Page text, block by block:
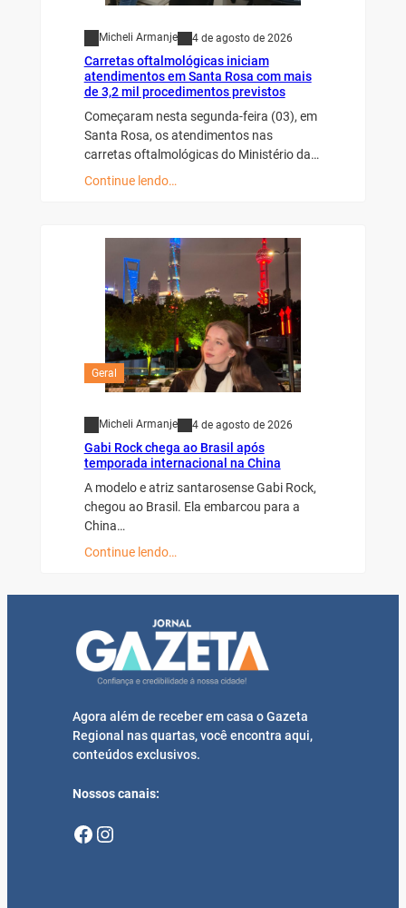
Micheli Armanje 4 de agosto de 2026
Carretas oftalmológicas iniciam
atendimentos em Santa Rosa com mais
de 3,2 mil procedimentos previstos
Começaram nesta segunda-feira (03), em
Santa Rosa, os atendimentos nas
carretas oftalmológicas do Ministério da…
Continue lendo…
Geral
Micheli Armanje 4 de agosto de 2026
Gabi Rock chega ao Brasil após
temporada internacional na China
A modelo e atriz santarosense Gabi Rock,
chegou ao Brasil. Ela embarcou para a
China…
Continue lendo…
Agora além de receber em casa o Gazeta
Regional nas quartas, você encontra aqui,
conteúdos exclusivos.
Nossos canais:
Facebook Instagram